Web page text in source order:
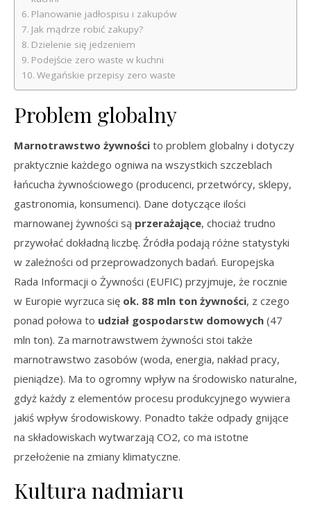
Planowanie jadłospisu i zakupów
Jak mądrze robić zakupy?
Dzielenie się jedzeniem
Podejście zero waste w kuchni
Wegańskie przepisy zero waste
Problem globalny
Marnotrawstwo żywności to problem globalny i dotyczy
praktycznie każdego ogniwa na wszystkich szczeblach
łańcucha żywnościowego (producenci, przetwórcy, sklepy,
gastronomia, konsumenci). Dane dotyczące ilości
marnowanej żywności są przerażające, chociaż trudno
przywołać dokładną liczbę. Źródła podają różne statystyki
w zależności od przeprowadzonych badań. Europejska
Rada Informacji o Żywności (EUFIC) przyjmuje, że rocznie
w Europie wyrzuca się ok. 88 mln ton żywności, z czego
ponad połowa to udział gospodarstw domowych (47
mln ton). Za marnotrawstwem żywności stoi także
marnotrawstwo zasobów (woda, energia, nakład pracy,
pieniądze). Ma to ogromny wpływ na środowisko naturalne,
gdyż każdy z elementów procesu produkcyjnego wywiera
jakiś wpływ środowiskowy. Ponadto także odpady gnijące
na składowiskach wytwarzają CO2, co ma istotne
przełożenie na zmiany klimatyczne.
Kultura nadmiaru